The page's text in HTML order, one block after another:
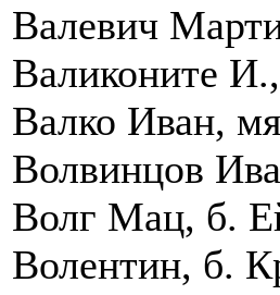
Валевич
Валиконите
Валко Иван,
Волвинцов
Волг Мац, б.
Волентин, б.